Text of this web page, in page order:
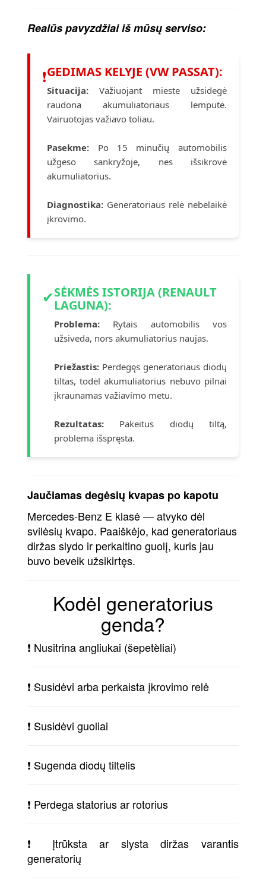
Realūs pavyzdžiai iš mūsų serviso:
❗GEDIMAS KELYJE (VW PASSAT):
Situacija: Važiuojant mieste užsidegė
raudona akumuliatoriaus lemputė.
Vairuotojas važiavo toliau.
Pasekme: Po 15 minučių automobilis
užgeso sankryžoje, nes išsikrovė
akumuliatorius.
Diagnostika: Generatoriaus relė nebelaikė
įkrovimo.
✔SĖKMĖS ISTORIJA (RENAULT
LAGUNA):
Problema: Rytais automobilis vos
užsiveda, nors akumuliatorius naujas.
Priežastis: Perdegęs generatoriaus diodų
tiltas, todėl akumuliatorius nebuvo pilnai
įkraunamas važiavimo metu.
Rezultatas: Pakeitus diodų tiltą,
problema išspręsta.
Jaučiamas degėsių kvapas po kapotu
Mercedes-Benz E klasė — atvyko dėl
svilėsių kvapo. Paaiškėjo, kad generatoriaus
diržas slydo ir perkaitino guolį, kuris jau
buvo beveik užsikirtęs.
Kodėl generatorius
genda?
❗ Nusitrina angliukai (šepetèliai)
❗ Susidėvi arba perkaista įkrovimo relė
❗ Susidėvi guoliai
❗ Sugenda diodų tiltelis
❗ Perdega statorius ar rotorius
❗ Įtrūksta ar slysta diržas varantis
generatorių